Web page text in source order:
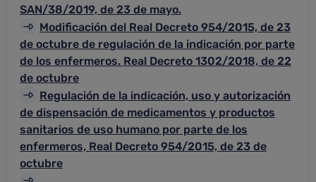
SAN/38/2019, de 23 de mayo.
Modificación del Real Decreto 954/2015, de 23
de octubre de regulación de la indicación por parte
de los enfermeros. Real Decreto 1302/2018, de 22
de octubre
Regulación de la indicación, uso y autorización
de dispensación de medicamentos y productos
sanitarios de uso humano por parte de los
enfermeros, Real Decreto 954/2015, de 23 de
octubre